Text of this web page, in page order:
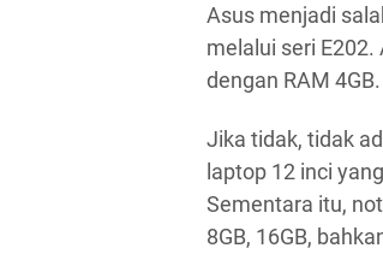
Asus menjadi
melalui seri E202.
dengan RAM 4GB.
Jika tidak, tidak
laptop 12 inci
Sementara itu,
8GB, 16GB,